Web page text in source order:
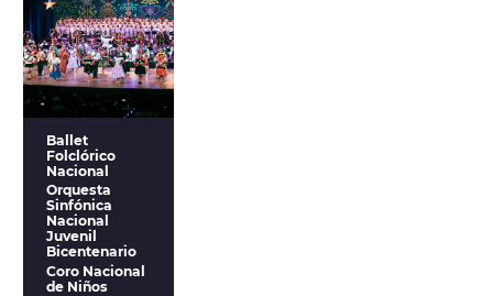
Ballet
Folclórico
Nacional
Orquesta
Sinfónica
Nacional
Juvenil
Bicentenario
Coro Nacional
de Niños